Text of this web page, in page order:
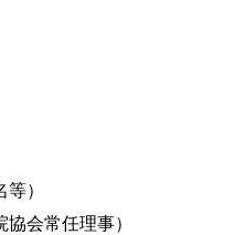
等）
協会常任理事）